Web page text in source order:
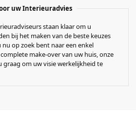
uw Interieuradvies
staan klaar om u
bij het maken van de beste keuzes
op zoek bent naar een enkel
make-over van uw huis, onze
graag om uw visie werkelijkheid te